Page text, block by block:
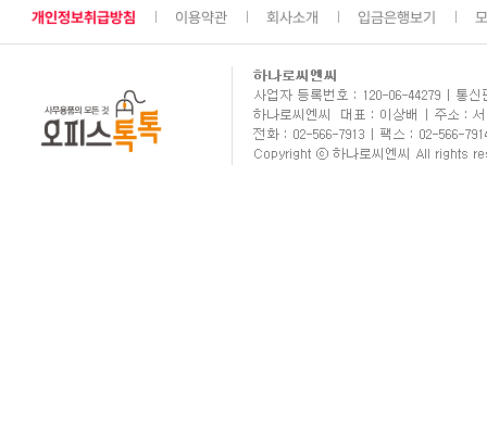
개인정보취급방침 이용약관 회사소개 입금은행보기